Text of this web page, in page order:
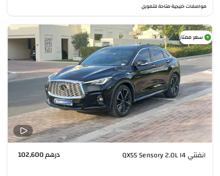
مواصفات خليجية•متاحة للتمويل
سعر ممتاز
انفنتي QX55 Sensory 2.0L I4 درهم 102,600